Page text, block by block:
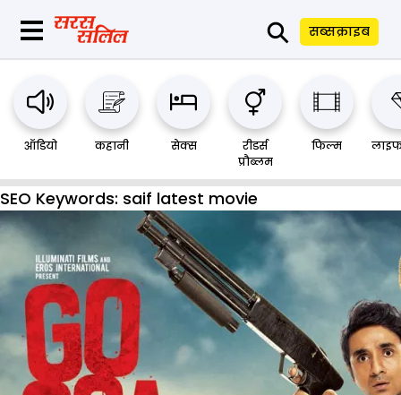
⚲ सब्सक्राइब
ऑडियो कहानी सेक्स
रीडर्स
प्रौब्लम
फिल्म
SEO Keywords: saif latest movie